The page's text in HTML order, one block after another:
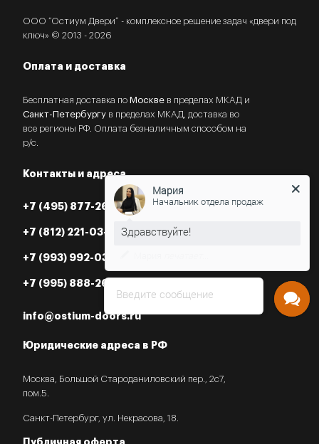
ООО “Остиум Двери” - комплексное решение задач «двери под
ключ» © 2013 - 2026
Оплата и доставка
Бесплатная доставка по Москве в пределах МКАД и
Санкт-Петербургу в пределах МКАД, доставка во
все регионы РФ. Оплата безналичным способом на
р/с.
Контакты и адреса
+7 (495) 877-26-87
+7 (812) 221-03-07
+7 (993) 992-03-07
+7 (995) 888-26-87
info@ostium-doors.ru
Юридические адреса в РФ
Москва, Большой Староданиловский пер., 2с7,
пом.5.
Санкт-Петербург, ул. Некрасова, 18.
Введите сообщение
Мария
Начальник отдела продаж